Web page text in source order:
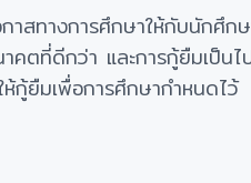
าสทางการศึกษาให้กับนักศึ
าคตที่ดีกว่า และการกู้ยืมเป็น
ห้กู้ยืมเพื่อการศึกษากำหนดไว้